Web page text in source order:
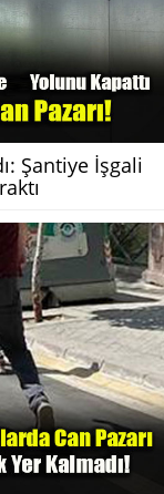
Şantiye İşgali